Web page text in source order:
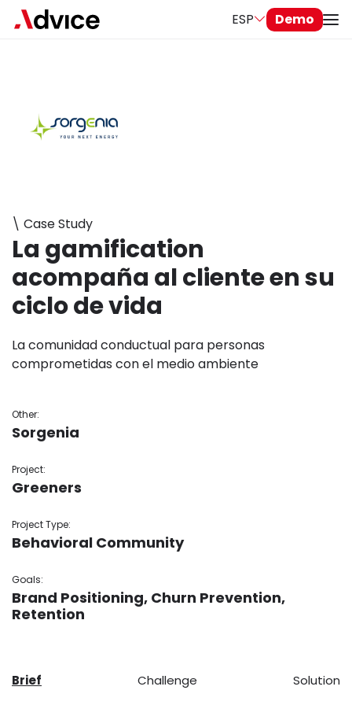
ESP Demo
\ Case Study
La gamification
acompaña al cliente en su
ciclo de vida
La comunidad conductual para personas
comprometidas con el medio ambiente
Other:
Sorgenia
Project:
Greeners
Project Type:
Behavioral Community
Goals:
Brand Positioning, Churn Prevention,
Retention
Brief Challenge Solution